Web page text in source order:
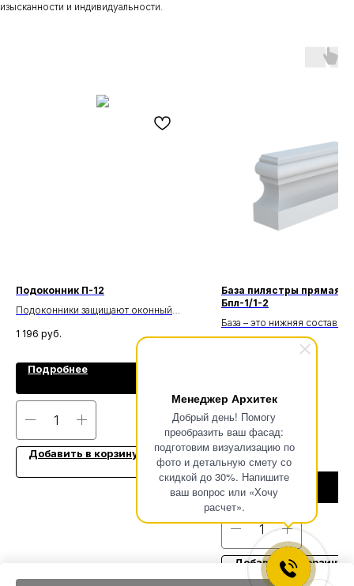
Менеджер Архитек
Добрый день! Помогу
преобразить ваш фасад:
подготовим визуализацию по
фото и детальную смету со
скидкой до 30%. Напишите
ваш вопрос или «Хочу
расчет».
изысканности и индивидуальности.
Подоконник П-12
Подоконники защищают оконный
осадков, а также выполняют
подчеркивая стиль фасада.
1 196 руб.
Подробнее
Добавить в корзину
База пилястры прямая/
Бпл-1/1-2
База – это нижняя
пилястр и колонн. Она
прямоугольного или
Подробнее
Добавить в корзину